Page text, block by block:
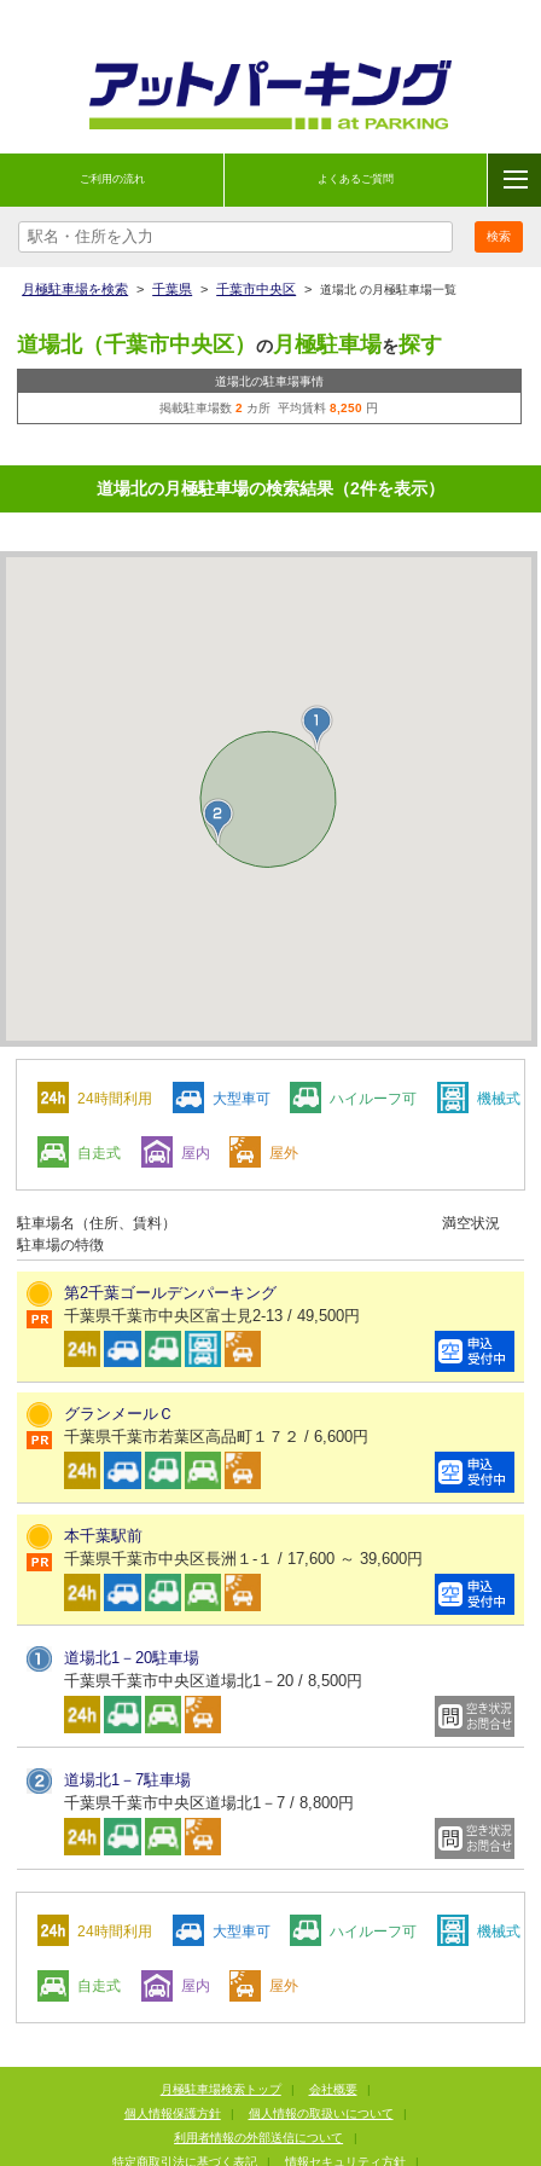
ご利用の流れ よくあるご質問
月極駐車場を検索 > 千葉県 > 千葉市中央区 > 道場北 の月極駐車場一覧
道場北（千葉市中央区） の月極駐車場を探す
道場北の駐車場事情
掲載駐車場数2 カ所 平均賃料8,250 円
道場北の月極駐車場の検索結果（2件を表示）
24時間利用 大型車可 ハイルーフ可 機械式
自走式 屋内 屋外
駐車場名（住所、賃料）
駐車場の特徴
満空状況
第2千葉ゴールデンパーキング
千葉県千葉市中央区富士見2-13 / 49,500円
グランメールＣ
千葉県千葉市若葉区高品町１７２ / 6,600円
本千葉駅前
千葉県千葉市中央区長洲１-１ / 17,600 ～ 39,600円
道場北1－20駐車場
千葉県千葉市中央区道場北1－20 / 8,500円
道場北1－7駐車場
千葉県千葉市中央区道場北1－7 / 8,800円
24時間利用 大型車可 ハイルーフ可 機械式
自走式 屋内 屋外
月極駐車場検索トップ | 会社概要
|
個人情報保護方針
| 個人情報の取扱いについて
|
利用者情報の外部送信について
|
特定商取引法に基づく表記
| 情報セキュリティ方針 |